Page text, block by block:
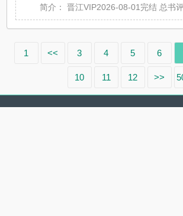
简介：
晋江VIP2026-08-01完结 总书
1 << 3 4 5 6
10 11 12 >>